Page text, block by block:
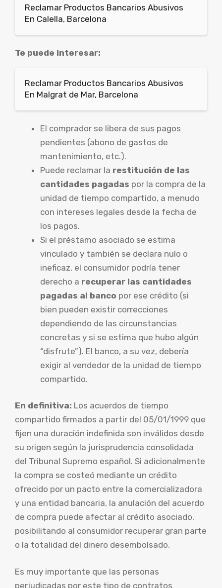
Reclamar Productos Bancarios Abusivos
En Calella, Barcelona
Te puede interesar:
Reclamar Productos Bancarios Abusivos
En Malgrat de Mar, Barcelona
El comprador se libera de sus pagos
pendientes (abono de gastos de
mantenimiento, etc.).
Puede reclamar la restitución de las
cantidades pagadas por la compra de la
unidad de tiempo compartido, a menudo
con intereses legales desde la fecha de
los pagos.
Si el préstamo asociado se estima
vinculado y también se declara nulo o
ineficaz, el consumidor podría tener
derecho a recuperar las cantidades
pagadas al banco por ese crédito (si
bien pueden existir correcciones
dependiendo de las circunstancias
concretas y si se estima que hubo algún
“disfrute”). El banco, a su vez, debería
exigir al vendedor de la unidad de tiempo
compartido.
En definitiva: Los acuerdos de tiempo
compartido firmados a partir del 05/01/1999 que
fijen una duración indefinida son inválidos desde
su origen según la jurisprudencia consolidada
del Tribunal Supremo español. Si adicionalmente
la compra se costeó mediante un crédito
ofrecido por un pacto entre la comercializadora
y una entidad bancaria, la anulación del acuerdo
de compra puede afectar al crédito asociado,
posibilitando al consumidor recuperar gran parte
o la totalidad del dinero desembolsado.
Es muy importante que las personas
perjudicadas por este tipo de contratos